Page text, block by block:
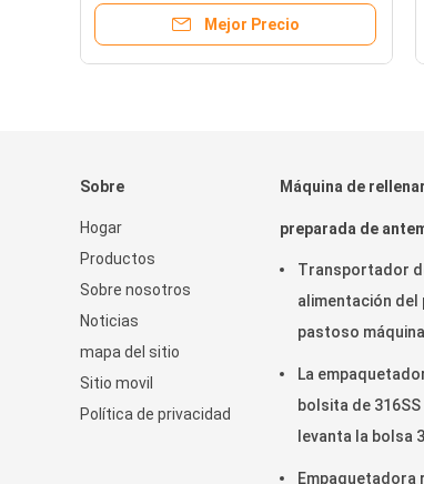
Mejor Precio
Sobre
Hogar
Productos
Sobre nosotros
Noticias
mapa del sitio
Sitio movil
Política de privacidad
Máquina de
preparada de
Transportador
alimentación
pastoso
La
bolsita de
levanta la bolsa